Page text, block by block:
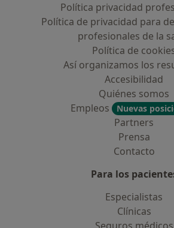
Política privacidad
Política de privacidad para
profesionales de la
Política de
Así organizamos los
Accesibilidad
Quiénes somos
Empleos
Nuevas
Partners
Prensa
Contacto
Para los
Especialistas
Clínicas